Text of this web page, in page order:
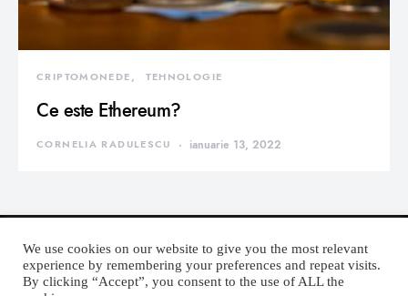
CRIPTOMONEDE TEHNOLOGIE
Ce este Ethereum?
CORNELIA RADULESCU ianuarie 13, 2022
We use cookies on our website to give you the most relevant
experience by remembering your preferences and repeat visits.
By clicking “Accept”, you consent to the use of ALL the